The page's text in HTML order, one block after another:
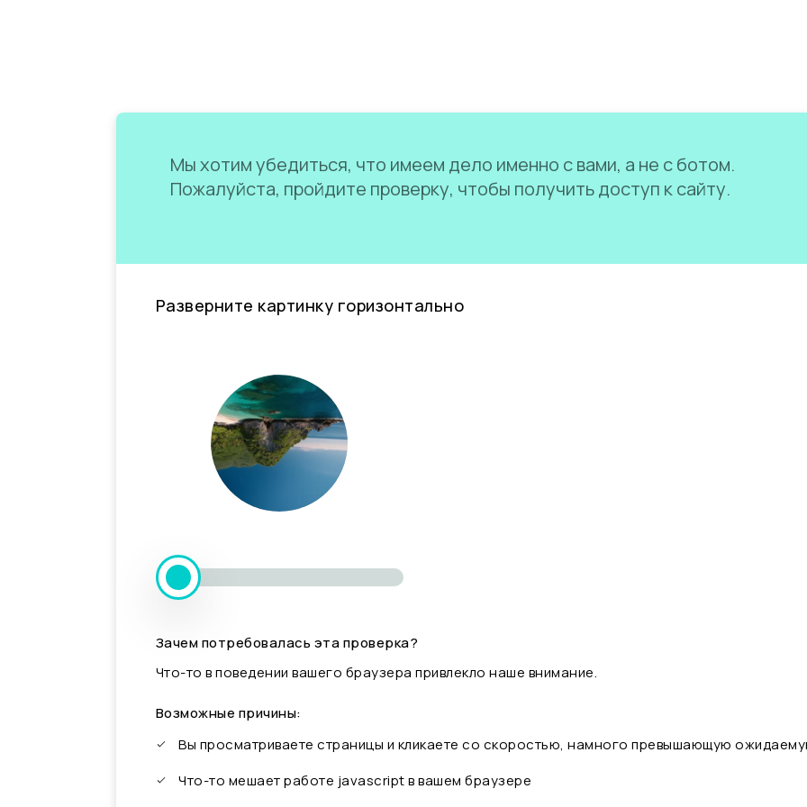
Мы хотим убедиться, что имеем дело именно с вами, а не с ботом.
Пожалуйста, пройдите проверку, чтобы получить доступ к сайту.
Разверните картинку горизонтально
Зачем потребовалась эта проверка?
Что-то в поведении вашего браузера привлекло наше внимание.
Возможные причины:
Вы просматриваете страницы и кликаете со скоростью, намного превышающую
Что-то мешает работе javascript в вашем браузере